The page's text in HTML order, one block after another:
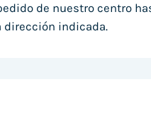
de nuestro centro
dirección indicada.